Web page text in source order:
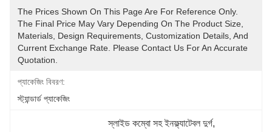
The Prices Shown On This Page Are For Reference Only.
The Final Price May Vary Depending On The Product Size,
Materials, Design Requirements, Customization Details, And
Current Exchange Rate. Please Contact Us For An Accurate
Quotation.
প্যাকেজিং বিবরণ:
স্ট্যান্ডার্ড প্যাকেজিং
স্লাইড কম্বো সহ ইনফ্ল্যাটেবল দুর্গ,